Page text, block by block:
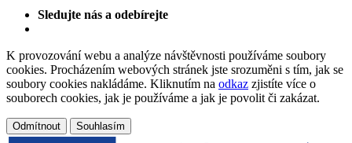
Sledujte nás a odebírejte
K provozování webu a analýze návštěvnosti používáme soubory
cookies. Procházením webových stránek jste srozuměni s tím, jak se
soubory cookies nakládáme. Kliknutím na odkaz zjistíte více o
souborech cookies, jak je používáme a jak je povolit či zakázat.
Odmítnout Souhlasím